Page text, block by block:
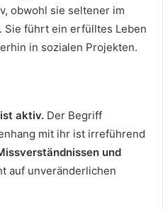
obwohl sie seltener im
Sie führt ein erfülltes Leben
in sozialen Projekten.
aktiv. Der Begriff
mit ihr ist irreführend
und
auf unveränderlichen